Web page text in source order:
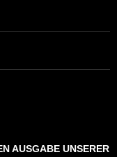
AUSGABE UNSERER